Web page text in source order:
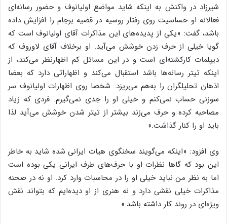
شیرزاد در واکنش به اینکه شاید مواضع اولیانوف و حضور رسانه‌ای
فعالانه او حساسیت روی رفتار روسیه در قضیه برجام را افزایش داده
باشد، گفت: «یکی از پدیده‌های این مذاکرات آقای اولیانوف است که
گویا خیلی از حرف زدن خوشش می‌آید. او برخلاف آقای لاوروف که
دیپلمات کارکشته‌ای است و در این مسائل کم اظهارنظر می‌کند، از
اینکه تیتر رسانه‌ها باشد استقبال می‌کند و اظهاراتی دارد که بعضا
اذهان تحلیلگران را به‌هم می‌ریزد. شخصا روی اظهارات اولیانوف سر
سوزنی حساب نمی‌کنم و خیلی او را جدی نمی‌گیرم. فردی که زیاد
مصاحبه کرده و حرف می‌زند بیشتر از تیتر شدن خوشش می‌آید لذا
باید او را کنار گذاشت.»
وی افزود: «اینکه می‌گویند سخنگوی هیات ایرانی شده شاید به خاطر
این بود که گاها نظرات او با حرف‌های طرف ایرانی یکی بوده است
اما به نظر من نباید خیلی او را در محاسبات وارد کرد. او نه در صحنه
مذاکرات خیلی نقشی دارد و نه هنری از او دیده‌ایم که بتواند نقش
ویژه‌ای در روند کار داشته باشد.»